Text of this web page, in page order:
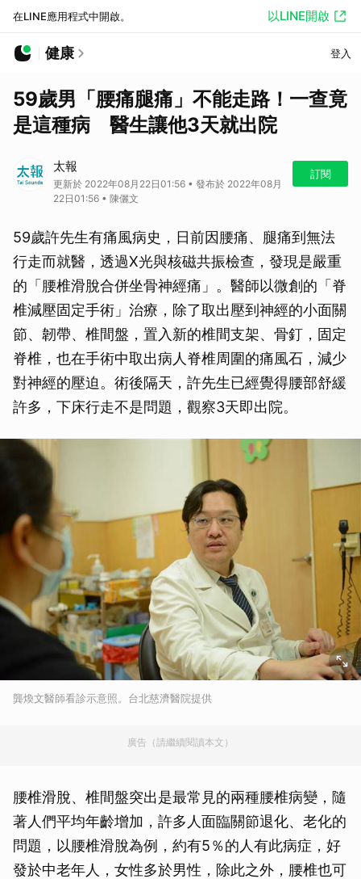
在LINE應用程式中開啟。 以LINE開啟
健康 登入
59歲男「腰痛腿痛」不能走路！一查竟
是這種病 醫生讓他3天就出院
太報
更新於 2022年08月22日01:56 • 發布於 2022年08月
22日01:56 • 陳儷文
訂閱
59歲許先生有痛風病史，日前因腰痛、腿痛到無法
行走而就醫，透過X光與核磁共振檢查，發現是嚴重
的「腰椎滑脫合併坐骨神經痛」。醫師以微創的「脊
椎減壓固定手術」治療，除了取出壓到神經的小面關
節、韌帶、椎間盤，置入新的椎間支架、骨釘，固定
脊椎，也在手術中取出病人脊椎周圍的痛風石，減少
對神經的壓迫。術後隔天，許先生已經覺得腰部舒緩
許多，下床行走不是問題，觀察3天即出院。
龔煥文醫師看診示意照。台北慈濟醫院提供
廣告（請繼續閱讀本文）
腰椎滑脫、椎間盤突出是最常見的兩種腰椎病變，隨
著人們平均年齡增加，許多人面臨關節退化、老化的
問題，以腰椎滑脫為例，約有5％的人有此病症，好
發於中老年人，女性多於男性，除此之外，腰椎也可